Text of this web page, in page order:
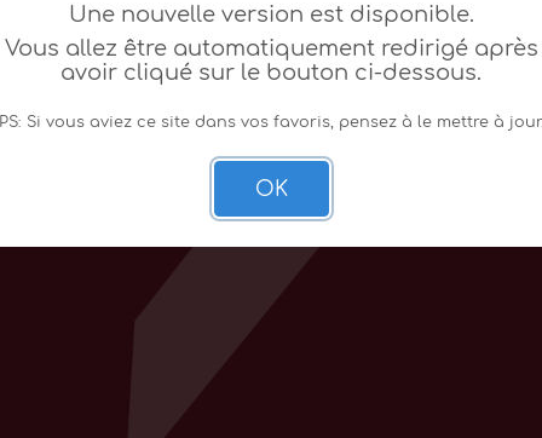
Une nouvelle version est disponible.
Vous allez être automatiquement redirigé après
avoir cliqué sur le bouton ci-dessous.
PS: Si vous aviez ce site dans vos favoris, pensez à le mettre à
OK